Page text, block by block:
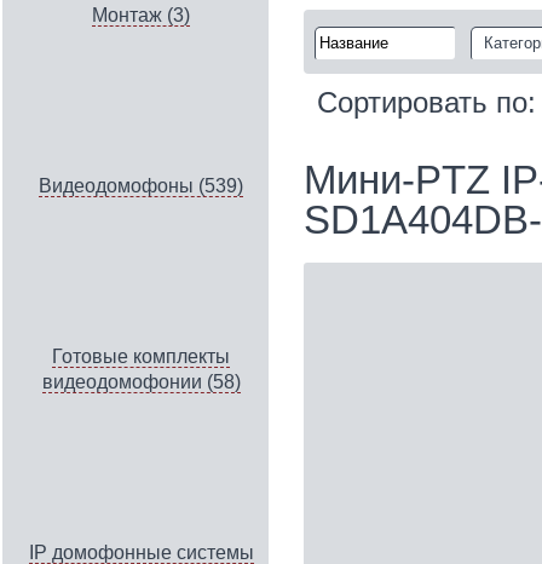
Монтаж (3)
Видеодомофоны (539)
Готовые комплекты
видеодомофонии (58)
IP домофонные системы
Сортировать
Мини-PTZ